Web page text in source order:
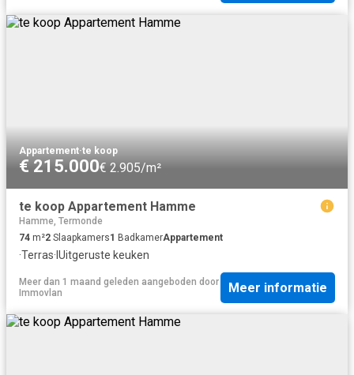
Appartement·te koop
€ 215.000€ 2.905/m²
te koop Appartement Hamme
Hamme, Termonde
74 m²2 Slaapkamers1 BadkamerAppartement
·Terras· IUitgeruste keuken
Meer dan 1 maand geleden aangeboden door
Immovlan
Meer informatie